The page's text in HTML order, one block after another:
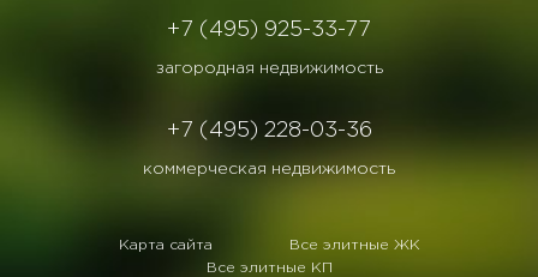
+7 (495) 925-33-77
загородная недвижимость
+7 (495) 228-03-36
коммерческая недвижимость
Карта сайта
Все элитные ЖК
Все элитные КП